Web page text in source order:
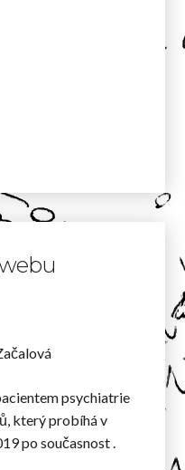
psychiatrie
který probíhá v
po současnost .